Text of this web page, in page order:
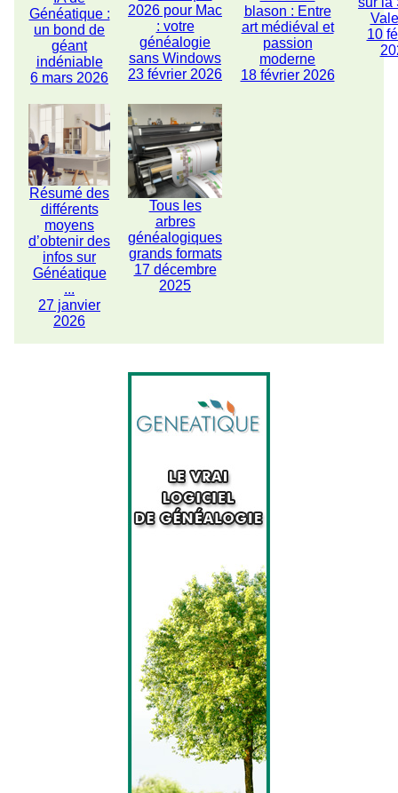
Généatique :
un bond de
géant
indéniable
6 mars 2026
2026 pour Mac
: votre
généalogie
sans Windows
23 février 2026
blason : Entre
art médiéval et
passion
moderne
18 février 2026
10
Résumé des
différents
moyens
d’obtenir des
infos sur
Généatique
...
27 janvier
2026
Tous les
arbres
généalogiques
grands formats
17 décembre
2025